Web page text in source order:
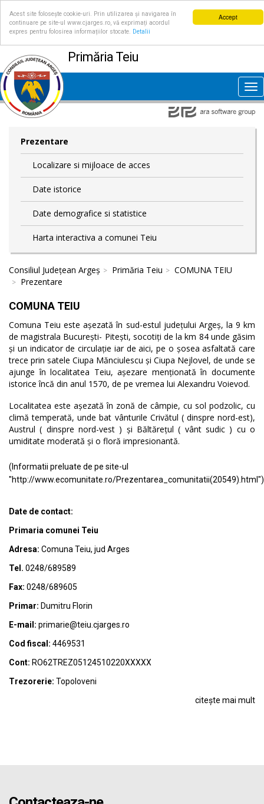
Accept
Acest site folosește cookie-uri. Prin utilizarea și navigarea în
continuare pe site-ul www.cjarges.ro, vă exprimați acordul
expres pentru folosirea informațiilor stocate.
Detalii
Primăria Teiu
Prezentare
Localizare si mijloace de acces
Date istorice
Date demografice si statistice
Harta interactiva a comunei Teiu
Consiliul Județean Argeș Primăria Teiu
COMUNA TEIU
Prezentare
COMUNA TEIU
Comuna Teiu este așezată în sud-estul județului Argeș, la 9 km
de magistrala București- Pitești, socotiți de la km 84 unde găsim
și un indicator de circulație iar de aici, pe o șosea asfaltată care
trece prin satele Ciupa Mănciulescu și Ciupa Nejlovel, de unde se
ajunge în localitatea Teiu, așezare menționată în documente
istorice încă din anul 1570, de pe vremea lui Alexandru Voievod.
Localitatea este așezată în zonă de câmpie, cu sol podzolic, cu
climă temperată, unde bat vânturile Crivătul ( dinspre nord-est),
Austrul ( dinspre nord-vest ) și Băltărețul ( vânt sudic ) cu o
umiditate moderată și o floră impresionantă.
(Informatii preluate de pe site-ul
"http://www.ecomunitate.ro/Prezentarea_comunitatii(20549).html")
Date de contact:
Primaria comunei Teiu
Adresa: Comuna Teiu, jud Arges
Tel. 0248/689589
Fax: 0248/689605
Primar: Dumitru Florin
E-mail: primarie@teiu.cjarges.ro
Cod fiscal: 4469531
Cont: RO62TREZ05124510220XXXXX
Trezorerie: Topoloveni
citește mai mult